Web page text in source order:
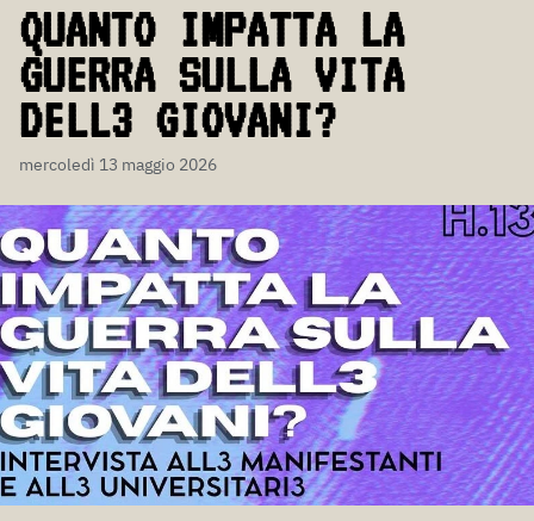
QUANTO IMPATTA LA
GUERRA SULLA VITA
DELL3 GIOVANI?
mercoledì 13 maggio 2026